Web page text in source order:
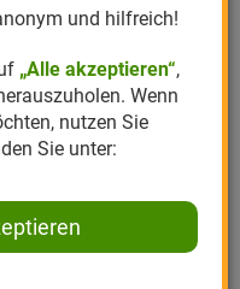
Dünger
Erde
Kompost
Pflanzenstärkung
Nützlingsarten
Nützlingsförderung
Nützlingszubehör
Felco
Gloria
Greenfield
Romberg
Rasen
Rosen
Ziergarten
Kräutergarten
Schädlinge aktuell
Angebote
und hilfreich!
„Alle akzeptieren“,
Wenn
nutzen Sie
Sie unter: